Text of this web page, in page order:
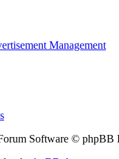
Management
Software © phpBB